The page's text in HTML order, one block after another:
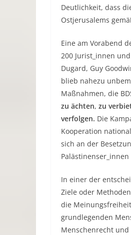
Deutlichkeit, dass
Ostjerusalems
Eine am Vorabend
200 Jurist_innen
Dugard, Guy
blieb nahezu
Maßnahmen, die
zu ächten, zu
verfolgen. Die
Kooperation
sich an der
In einer der
Ziele oder
die
grundlegenden
Menschenrecht